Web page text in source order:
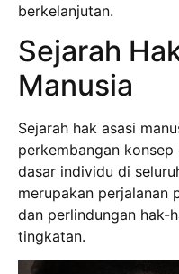
berkelanjutan.
Sejarah
Manusia
Sejarah hak asasi
perkembangan
dasar individu di
merupakan perjalanan
dan perlindungan hak-
tingkatan.